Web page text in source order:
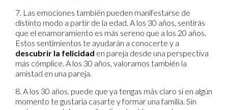
7. Las emociones también pueden manifestarse de
distinto modo a partir de la edad. A los 30 años, sentirás
que el enamoramiento es más sereno que a los 20 años.
Estos sentimientos te ayudarán a conocerte y a
descubrir la felicidad en pareja desde una perspectiva
más cómplice. A los 30 años, valoramos también la
amistad en una pareja.
8. A los 30 años, puede que ya tengas más claro si en algún
momento te gustaría casarte y formar una familia. Sin